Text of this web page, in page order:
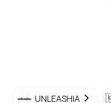
UNLEASHIA